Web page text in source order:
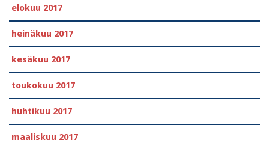
elokuu 2017
heinäkuu 2017
kesäkuu 2017
toukokuu 2017
huhtikuu 2017
maaliskuu 2017